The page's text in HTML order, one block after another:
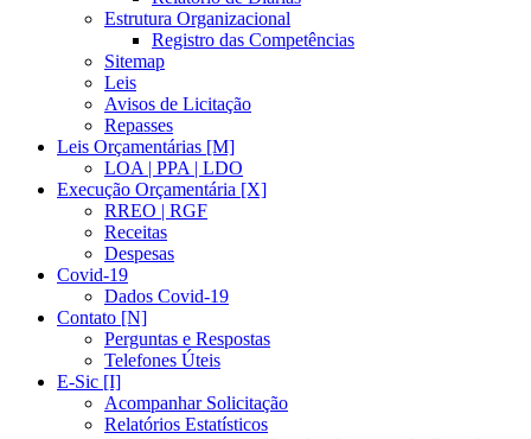
Estrutura Organizacional
Registro das Competências
Sitemap
Leis
Avisos de Licitação
Repasses
Leis Orçamentárias [M]
LOA | PPA | LDO
Execução Orçamentária [X]
RREO | RGF
Receitas
Despesas
Covid-19
Dados Covid-19
Contato [N]
Perguntas e Respostas
Telefones Úteis
E-Sic [I]
Acompanhar Solicitação
Relatórios Estatísticos